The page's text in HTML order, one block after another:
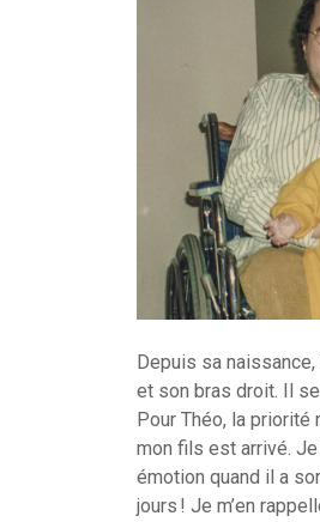
Depuis sa
et son bras droit. Il
Pour Théo, la priorité
mon fils est arrivé.
émotion quand il a
jours ! Je m’en